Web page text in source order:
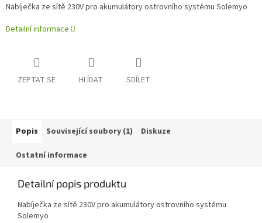
Nabíječka ze sítě 230V pro akumulátory ostrovního systému Solemyo
Detailní informace
ZEPTAT SE HLÍDAT SDÍLET
Popis Související soubory (1) Diskuze
Ostatní informace
Detailní popis produktu
Nabíječka ze sítě 230V pro akumulátory ostrovního systému
Solemyo